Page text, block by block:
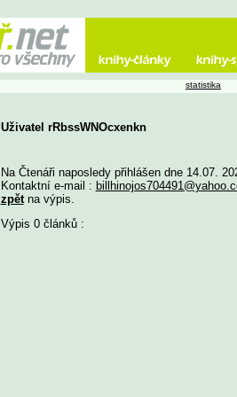
Uživatel rRbssWNOcxenkn
Na Čtenáři naposledy přihlášen dne 14.07.
Kontaktní e-mail :
zpětna výpis.
Výpis 0 článků :
statistika